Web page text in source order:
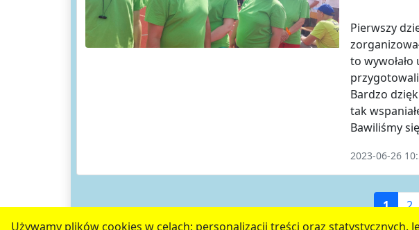
Używamy plików cookies w celach: personalizacji treści oraz statystycznych.
Pierwszy
to
Bardzo
tak
Bawiliśmy
2023-06-26
1 2